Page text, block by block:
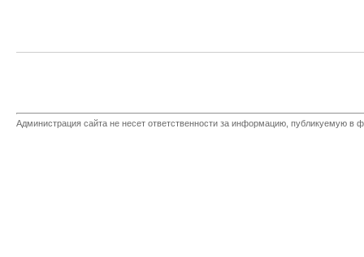
Администрация сайта не несет ответственности за информацию, публикуемую